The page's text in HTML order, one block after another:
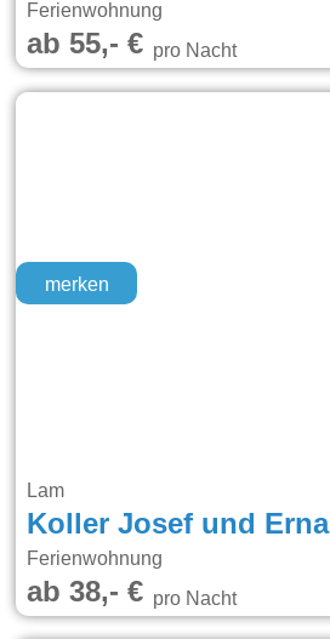
Ferienwohnung
ab 55,- €pro Nacht
merken
Lam
Koller Josef und Erna
Ferienwohnung
ab 38,- €pro Nacht